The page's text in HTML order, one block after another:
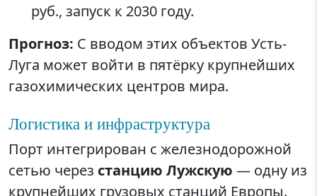
руб., запуск к 2030 году.
Прогноз: С вводом этих объектов Усть-
Луга может войти в пятёрку крупнейших
газохимических центров мира.
Логистика и инфраструктура
Порт интегрирован с железнодорожной
сетью через станцию Лужскую — одну из
крупнейших грузовых станций Европы.